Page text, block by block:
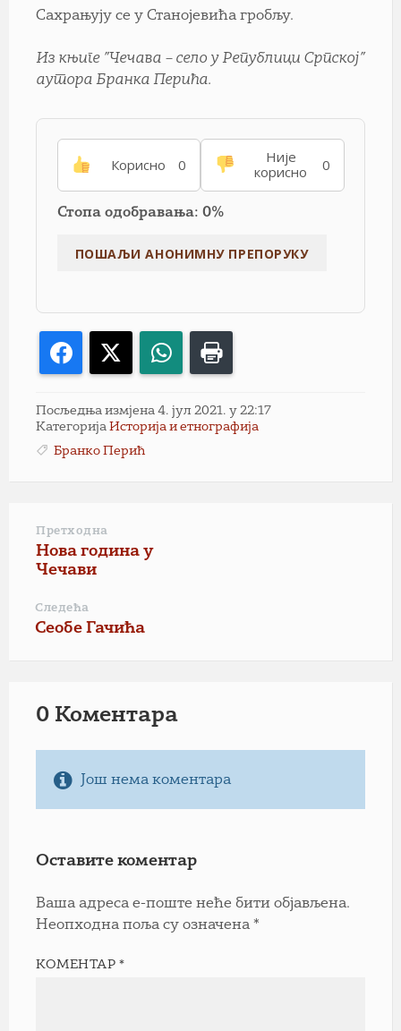
Сахрањују се у Станојевића гробљу.
Из књиге ”Чечава – село у Републици Српској”
аутора Бранка Перића.
Корисно 0
Није
корисно
0
Стопа одобравања: 0%
Facebook WhatsApp
Посљедња измјена 4. јул 2021. у 22:17
Категорија Историја и етнографија
Бранко Перић
Претходна
Нова година у
Чечави
Следећа
Сеобе Гачића
0 Коментарa
Још нема коментара
Оставите коментар
Ваша адреса е-поште неће бити објављена.
Неопходна поља су означена *
КОМЕНТАР*